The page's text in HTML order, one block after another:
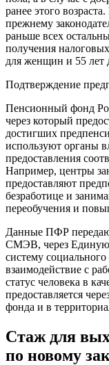
ранее этого
прежнему
раньше всех
получения налоговых
для женщин и 55 лет
Подтверждение
Пенсионный фонд
через который
достигших
используют органы
предоставления
Например, центры
предоставляют
безработице и
переобучения и
Данные ПФР
СМЭВ, через Единую
систему
взаимодействие с
статус человека в
предоставляется
фонда и в
Стаж для
по новому